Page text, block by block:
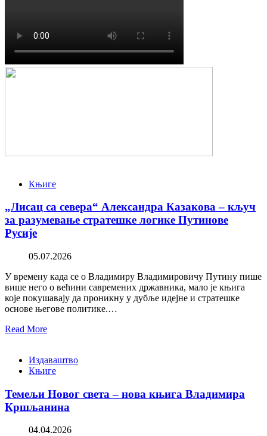
Књиге
„Лисац са севера“ Александра Казакова – кључ
за разумевање стратешке логике Путинове
Русије
05.07.2026
У времену када се о Владимиру Владимировичу Путину пише
више него о већини савремених државника, мало је књига
које покушавају да проникну у дубље идејне и стратешке
основе његове политике.…
Read More
Издаваштво
Књиге
Темељи Новог света – нова књига Владимира
Кршљанина
04.04.2026